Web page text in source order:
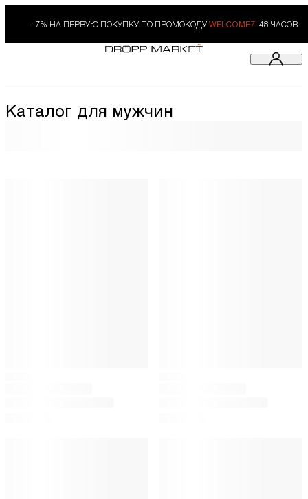
-7% НА ПЕРВУЮ ПОКУПКУ ПО ПРОМОКОДУ WELCOME7. 48 ЧАСОВ
Каталог для мужчин